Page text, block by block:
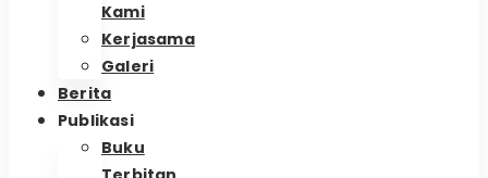
Kami
Kerjasama
Galeri
Berita
Publikasi
Buku